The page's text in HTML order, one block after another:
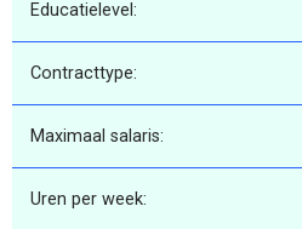
Educatielevel:
Contracttype:
Maximaal salaris:
Uren per week: